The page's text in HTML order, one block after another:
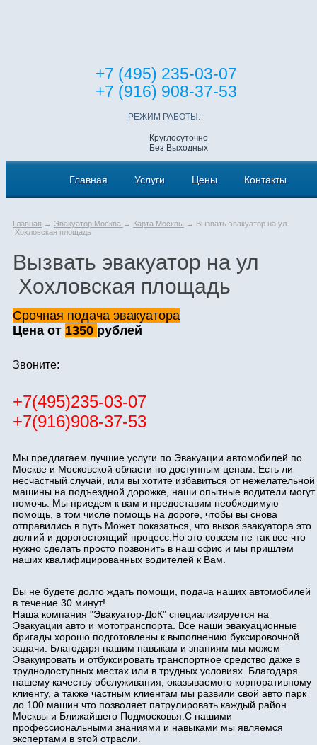
+7 (495) 235-03-07
+7 (916) 908-37-53
РЕЖИМ РАБОТЫ:
Круглосуточно
Без Выходных
Главная Услуги Цены Контакты
Главная → Эвакуатор Москва → Карта Москвы → Вызвать эвакуатор на ул
Хохловская площадь
Вызвать эвакуатор на ул
Хохловская площадь
Срочная подача эвакуатора
Цена от 1350 рублей
Звоните:
+7(495)235-03-07
+7(916)908-37-53
Мы предлагаем лучшие услуги по Эвакуации автомобилей по
Москве и Московской области по доступным ценам. Есть ли
несчастный случай, или вы хотите избавиться от нежелательной
машины на подъездной дорожке, наши опытные водители могут
помочь. Мы приедем к вам и предоставим необходимую
помощь, в том числе помощь на дороге, чтобы вы снова
отправились в путь.Может показаться, что вызов эвакуатора это
долгий и дорогостоящий процесс.Но это совсем не так все что
нужно сделать просто позвонить в наш офис и мы пришлем
наших квалифицированных водителей к Вам.
Вы не будете долго ждать помощи, подача наших автомобилей
в течение 30 минут!
Наша компания "Эвакуатор-ДоК" специализируется на
Эвакуации авто и мототранспорта. Все наши эвакуационные
бригады хорошо подготовлены к выполнению буксировочной
задачи. Благодаря нашим навыкам и знаниям мы можем
Эвакуировать и отбуксировать транспортное средство даже в
труднодоступных местах или в трудных условиях. Благодаря
нашему качеству обслуживания, оказываемого корпоративному
клиенту, а также частным клиентам мы развили свой авто парк
до 100 машин что позволяет патрулировать каждый район
Москвы и Ближайшего Подмосковья.С нашими
профессиональными знаниями и навыками мы являемся
экспертами в этой отрасли.